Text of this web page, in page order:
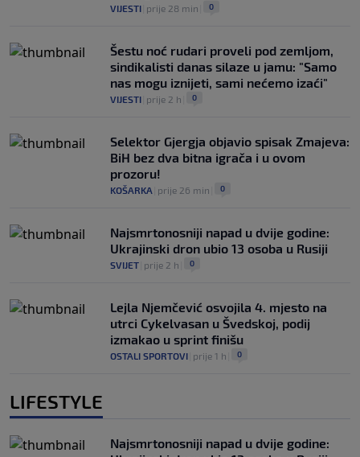
VIJESTI prije 28 min 0
Šestu noć rudari proveli pod zemljom,
sindikalisti danas silaze u jamu: "Samo
nas mogu iznijeti, sami nećemo izaći"
VIJESTI prije 2 h 0
Selektor Gjergja objavio spisak Zmajeva:
BiH bez dva bitna igrača i u ovom
prozoru!
KOŠARKA prije 26 min 0
Najsmrtonosniji napad u dvije godine:
Ukrajinski dron ubio 13 osoba u Rusiji
SVIJET prije 2 h 0
Lejla Njemčević osvojila 4. mjesto na
utrci Cykelvasan u Švedskoj, podij
izmakao u sprint finišu
OSTALI SPORTOVI prije 1 h 0
LIFESTYLE
Najsmrtonosniji napad u dvije godine: